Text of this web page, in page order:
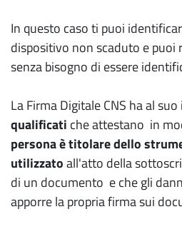
In questo caso ti puoi
dispositivo non scaduto e puoi
senza bisogno di essere
La Firma Digitale CNS ha al
qualificati che attestano in
persona è titolaredello
utilizzatoall'atto della
di un documento e che gli
apporre la propria firma sui